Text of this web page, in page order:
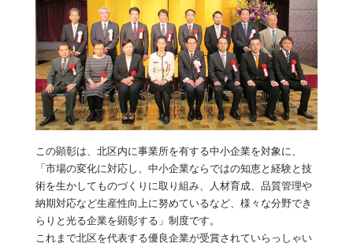
この顕彰は、北区内に事業所を有する中小企業を対象に、
「市場の変化に対応し、中小企業ならではの知恵と経験と技
術を生かしてものづくりに取り組み、人材育成、品質管理や
納期対応など生産性向上に努めているなど、様々な分野でき
らりと光る企業を顕彰する」制度です。
これまで北区を代表する優良企業が受賞されていらっしゃい